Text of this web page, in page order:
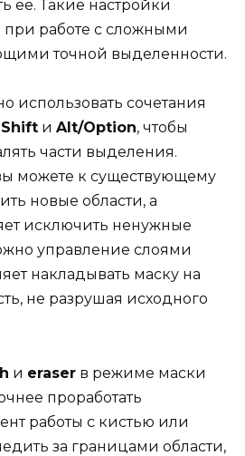
её. Такие настройки
работе с сложными
точной выделенности.
использовать сочетания
Shift и Alt/Option, чтобы
части выделения.
можете к существующему
новые области, а
исключить ненужные
управление слоями
накладывать маску на
не разрушая исходного
и eraser в режиме маски
проработать
работы с кистью или
за границами области,